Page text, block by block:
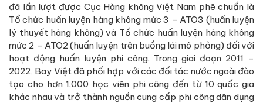
đã lần lượt được Cục Hàng không Việt Nam phê chuẩn là
Tổ chức huấn luyện hàng không mức 3 – ATO3 (huấn luyện
lý thuyết hàng không) và Tổ chức huấn luyện hàng không
mức 2 – ATO2 (huấn luyện trên buồng lái mô phỏng) đối với
hoạt động huấn luyện phi công. Trong giai đoạn 2011 –
2022, Bay Việt đã phối hợp với các đối tác nước ngoài đào
tạo cho hơn 1.000 học viên phi công đến từ 10 quốc gia
khác nhau và trở thành nguồn cung cấp phi công dân dụng